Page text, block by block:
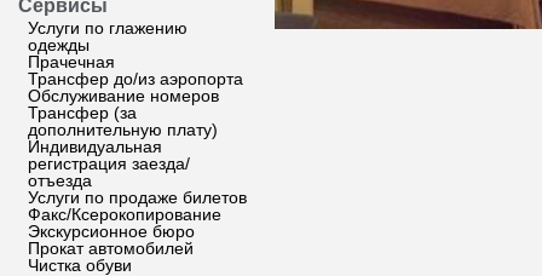
Сервисы
Услуги по глажению
одежды
Прачечная
Трансфер до/из аэропорта
Обслуживание номеров
Трансфер (за
дополнительную плату)
Индивидуальная
регистрация заезда/
отъезда
Услуги по продаже билетов
Факс/Ксерокопирование
Экскурсионное бюро
Прокат автомобилей
Чистка обуви